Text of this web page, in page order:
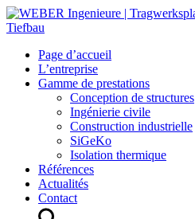
Page d’accueil
L’entreprise
Gamme de prestations
Conception de structures
Ingénierie civile
Construction industrielle
SiGeKo
Isolation thermique
Références
Actualités
Contact